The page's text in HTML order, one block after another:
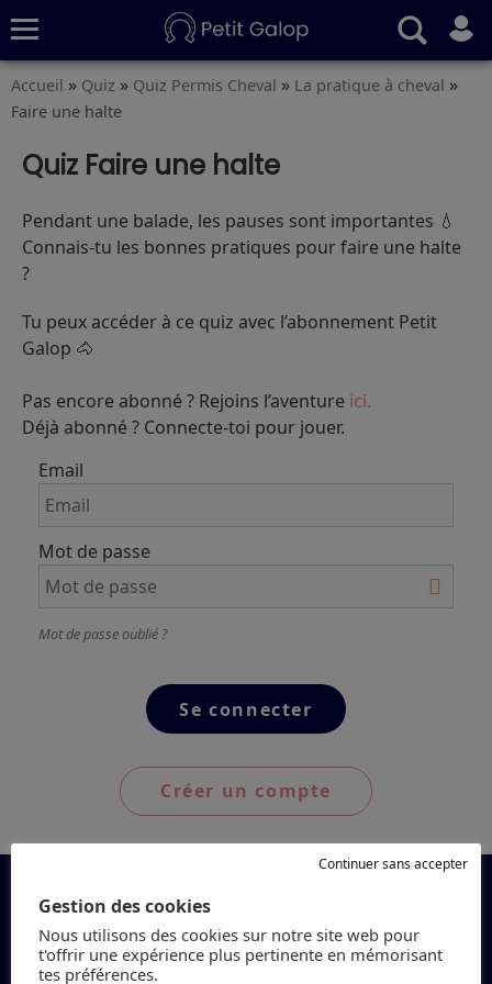
Quiz
Conseils
Fiches
S’abonner
Accueil » Quiz » Quiz Permis Cheval » La pratique à cheval »
Faire une halte
Quiz Faire une halte
Pendant une balade, les pauses sont importantes 💧
Connais-tu les bonnes pratiques pour faire une halte
?
Tu peux accéder à ce quiz avec l’abonnement Petit
Galop 🐴
Pas encore abonné ? Rejoins l’aventure ici.
Déjà abonné ? Connecte-toi pour jouer.
Email
Mot de passe
Mot de passe oublié ?
Créer un compte
Gestion des cookies
Nous utilisons des cookies sur notre site web pour
t'offrir une expérience plus pertinente en mémorisant
tes préférences.
Continuer sans accepter